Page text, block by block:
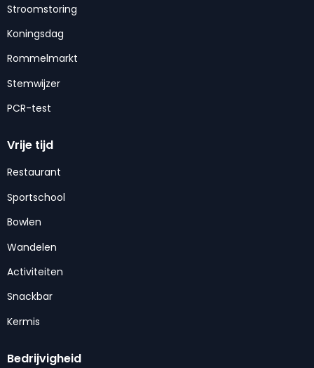
Stroomstoring
Koningsdag
Rommelmarkt
Stemwijzer
PCR-test
Vrije tijd
Restaurant
Sportschool
Bowlen
Wandelen
Activiteiten
Snackbar
Kermis
Bedrijvigheid